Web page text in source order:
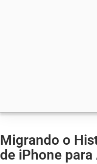
Migrando o
de iPhone para